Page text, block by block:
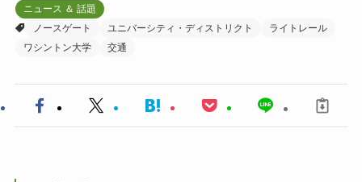
ニュース ＆ 話題
ノースゲート
ユニバーシティ・ディストリクト
ライトレール
ワシントン大学
交通